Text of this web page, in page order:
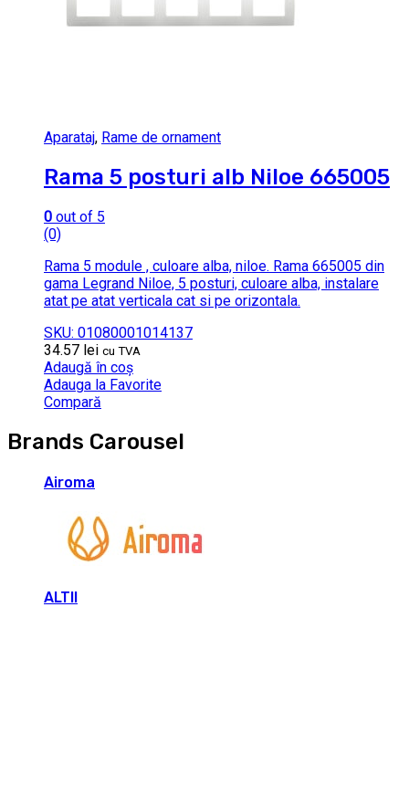
Aparataj, Rame de ornament
Rama 5 posturi alb Niloe 665005
0 out of 5
(0)
Rama 5 module , culoare alba, niloe. Rama 665005 din
gama Legrand Niloe, 5 posturi, culoare alba, instalare
atat pe atat verticala cat si pe orizontala.
SKU: 01080001014137
34.57 lei cu TVA
Adaugă în coș
Adauga la Favorite
Compară
Brands Carousel
Airoma
ALTII